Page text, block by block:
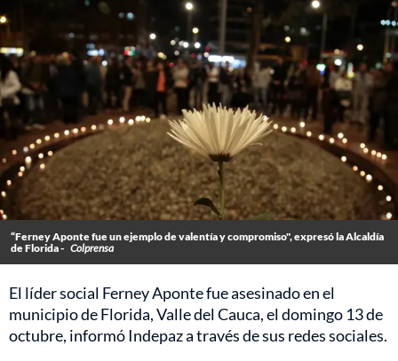
“Ferney Aponte fue un ejemplo de valentía y compromiso", expresó la Alcaldía
de Florida - Colprensa
El líder social Ferney Aponte fue asesinado en el
municipio de Florida, Valle del Cauca, el domingo 13 de
octubre, informó Indepaz a través de sus redes sociales.